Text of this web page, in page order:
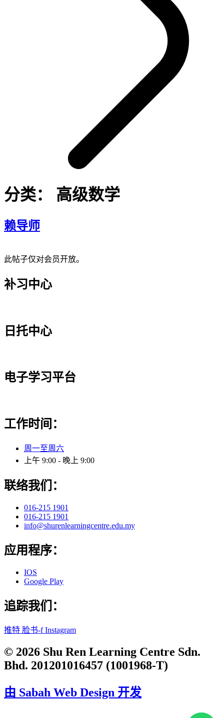
分类： 高级数学
赖导师
此帖子仅对会员开放。
补习中心
日托中心
电子学习平台
工作时间：
周一至周六
上午 9:00 - 晚上 9:00
联络我们：
016-215 1901
016-215 1901
info@shurenlearningcentre.edu.my
应用程序：
IOS
Google Play
追踪我们：
推特 脸书-f Instagram
© 2026 Shu Ren Learning Centre Sdn.
Bhd. 201201016457 (1001968-T)
由 Sabah Web Design 开发